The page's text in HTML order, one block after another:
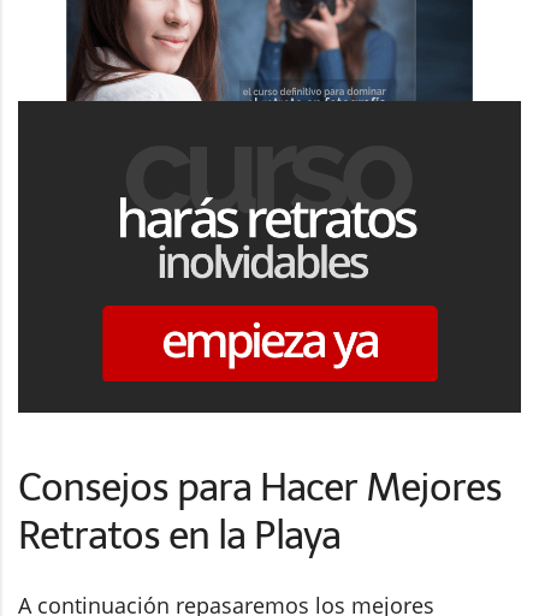
Consejos para Hacer Mejores
Retratos en la Playa
A continuación repasaremos los mejores